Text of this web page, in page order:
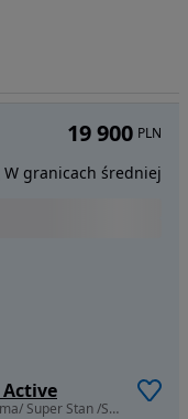
Active
1560 cm3 • 112 KM • 1.6 HDi 112KM / Panorama/ Super Stan /SERWIS ASO/ 1Wł / Bezwypadek /
19 900 PLN
W granicach średniej